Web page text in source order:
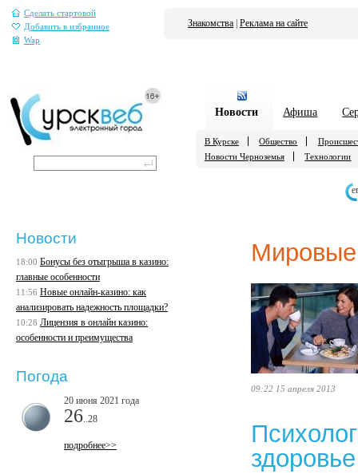
Сделать стартовой
Добавить в избранное
Wap
Знакомства Реклама на сайте
Новости Афиша
В Курске Общество
Новости Черноземья
Технологии
Мировые
09:22 15 апреля 2013
Новости
18:00 Бонусы без отыгрыша в казино:
главные особенности
11:56 Новые онлайн-казино: как
анализировать надежность площадки?
10:28 Лицензия в онлайн казино:
особенности и преимущества
Погода
20 июня 2021 года
26 ..28
подробнее>>